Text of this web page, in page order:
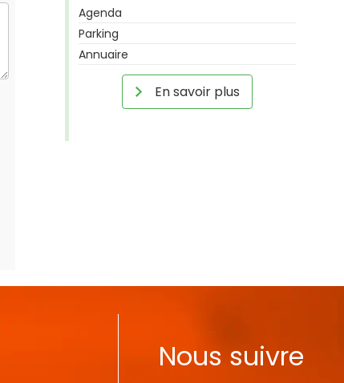
Agenda
Parking
Annuaire
En savoir plus
Nous suivre